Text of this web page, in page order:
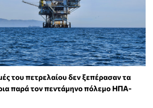
του πετρελαίου δεν ξεπέρασαν τα
παρά τον πεντάμηνο πόλεμο ΗΠΑ-